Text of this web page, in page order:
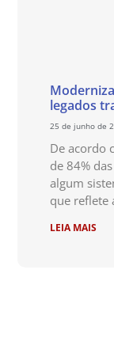
legados
25 de junho de
De acordo
de 84%
algum
que reflete
LEIA MAIS